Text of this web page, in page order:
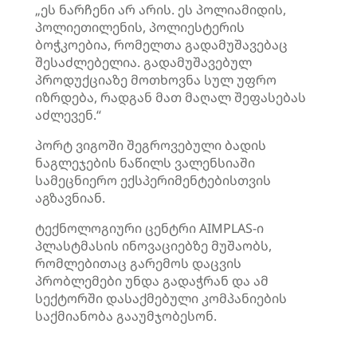
„ეს ნარჩენი არ არის. ეს პოლიამიდის,
პოლიეთილენის, პოლიესტერის
ბოჭკოებია, რომელთა გადამუშავებაც
შესაძლებელია. გადამუშავებულ
პროდუქციაზე მოთხოვნა სულ უფრო
იზრდება, რადგან მათ მაღალ შეფასებას
აძლევენ.“
პორტ ვიგოში შეგროვებული ბადის
ნაგლეჯების ნაწილს ვალენსიაში
სამეცნიერო ექსპერიმენტებისთვის
აგზავნიან.
ტექნოლოგიური ცენტრი AIMPLAS-ი
პლასტმასის ინოვაციებზე მუშაობს,
რომლებითაც გარემოს დაცვის
პრობლემები უნდა გადაჭრან და ამ
სექტორში დასაქმებული კომპანიების
საქმიანობა გააუმჯობესონ.